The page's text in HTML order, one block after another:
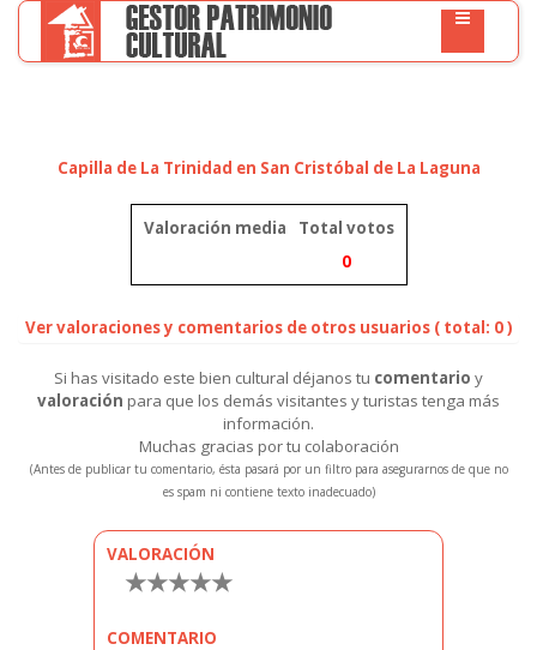
Capilla de La Trinidad en San Cristóbal de La Laguna
Valoración media
Total votos
0
Ver valoraciones y comentarios de otros usuarios ( total: 0 )
Si has visitado este bien cultural déjanos tu comentario y
valoración para que los demás visitantes y turistas tenga más
información.
Muchas gracias por tu colaboración
(Antes de publicar tu comentario, ésta pasará por un filtro para asegurarnos de que no
es spam ni contiene texto inadecuado)
VALORACIÓN
★
★
★
★
★
COMENTARIO